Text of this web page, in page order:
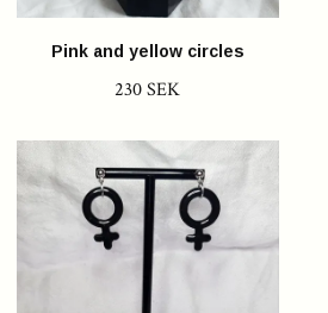
Pink and yellow circles
230 SEK